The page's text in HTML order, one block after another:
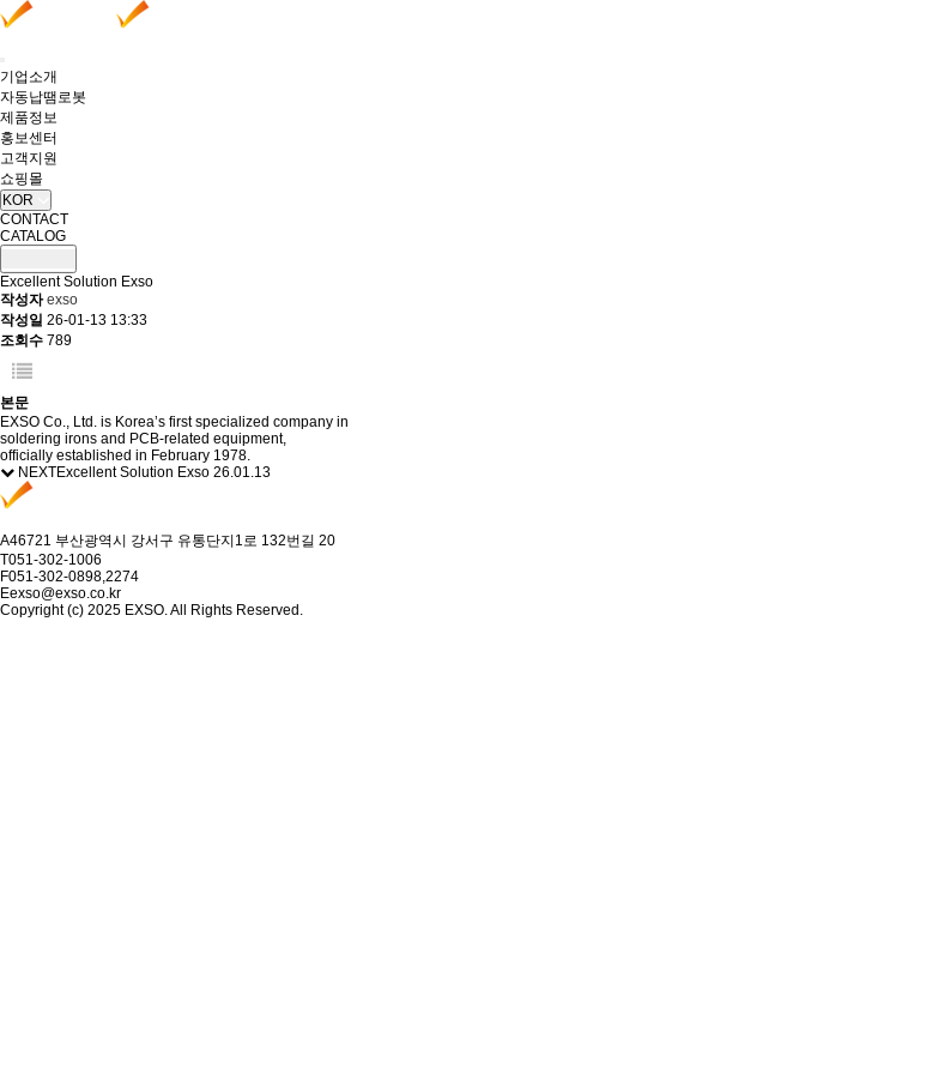
기업소개
자동납땜로봇
제품정보
홍보센터
고객지원
쇼핑몰
KOR
CONTACT
CATALOG
Excellent Solution Exso
작성자exso
작성일 26-01-13 13:33
조회수 789
본문
EXSO Co., Ltd. is Korea’s first specialized company in
soldering irons and PCB-related equipment,
officially established in February 1978.
NEXTExcellent Solution Exso 26.01.13
A46721 부산광역시 강서구 유통단지1로 132번길 20
T051-302-1006
F051-302-0898,2274
Eexso@exso.co.kr
Copyright (c) 2025 EXSO. All Rights Reserved.